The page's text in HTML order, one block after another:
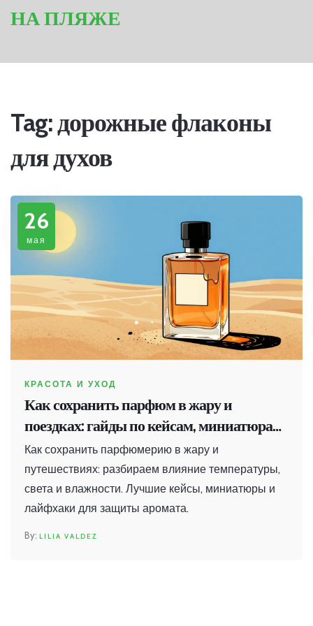
НА ПЛЯЖЕ
Tag: дорожные флаконы
для духов
26
мая
КРАСОТА И УХОД
Как сохранить парфюм в жару и
поездках: гайды по кейсам, миниатюрам
и правилам хранения
Как сохранить парфюмерию в жару и
путешествиях: разбираем влияние температуры,
света и влажности. Лучшие кейсы, миниатюры и
лайфхаки для защиты аромата.
LILIA VALDEZ